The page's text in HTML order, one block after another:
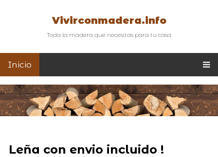
Vivirconmadera.info
Toda la madera que necesitas para tu casa
Inicio
Leña con envio incluido !